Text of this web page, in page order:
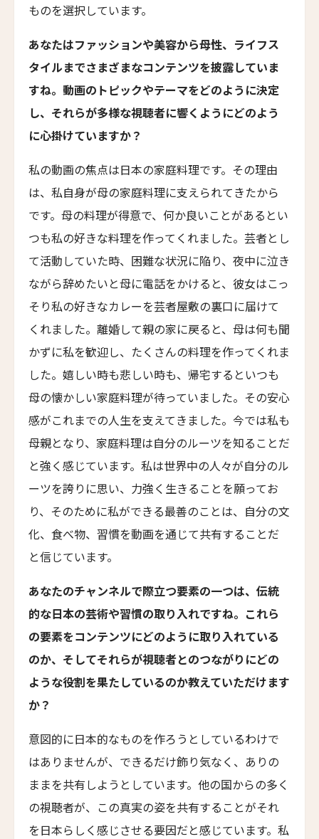
Vallie Hotel
カムデン・ハーバー・イン
Camden Harbour Inn
ザ・スターヴランド・ロシアンリバー・バレー
The Stavrand Russian River Valley
オナーリゾート・ユンシュ・ダリ
Honor Resort Yun Shu Dali
ハンジョウ・ムーショウ・シーシー・ホテル
Hangzhou Muh Shoou Xixi Hotel
ユイテュン・マンション
YiuTeung Mansion
ポッケイ・ホテル・シャオシン
POKKEI Hotel Shaoxing
リーウ・ハウス
Leeu House
Le Quartier Français
The Feathers Hotel
川奈ホテルゴルフコース
Kawana Hotel & Golf Course
ジーヴァ・ホア・ルー・リトリート
Jiva Hoa Lu Retreat
タル・ヴィラズ・レヴィータ
ロンティン・ヴィンヤード・ホテル
ロン・リトリート&スパ
バーレ・リゾート・ゴア
ベルタム・ウェルネス スパ＆ヴィラズ
Bertam Wellness Spa and Villas
ファイブ スプリング リゾート ザ・白浜
Five Spring Resort The Shirahama
ヨンチ・ホテル・シアン
ものを選択しています。
あなたはファッションや美容から母性、ライフス
タイルまでさまざまなコンテンツを披露していま
すね。動画のトピックやテーマをどのように決定
し、それらが多様な視聴者に響くようにどのよう
に心掛けていますか？
私の動画の焦点は日本の家庭料理です。その理由
は、私自身が母の家庭料理に支えられてきたから
です。母の料理が得意で、何か良いことがあるとい
つも私の好きな料理を作ってくれました。芸者とし
て活動していた時、困難な状況に陥り、夜中に泣き
ながら辞めたいと母に電話をかけると、彼女はこっ
そり私の好きなカレーを芸者屋敷の裏口に届けて
くれました。離婚して親の家に戻ると、母は何も聞
かずに私を歓迎し、たくさんの料理を作ってくれま
した。嬉しい時も悲しい時も、帰宅するといつも
母の懐かしい家庭料理が待っていました。その安心
感がこれまでの人生を支えてきました。今では私も
母親となり、家庭料理は自分のルーツを知ることだ
と強く感じています。私は世界中の人々が自分のル
ーツを誇りに思い、力強く生きることを願ってお
り、そのために私ができる最善のことは、自分の文
化、食べ物、習慣を動画を通じて共有することだ
と信じています。
あなたのチャンネルで際立つ要素の一つは、伝統
的な日本の芸術や習慣の取り入れですね。これら
の要素をコンテンツにどのように取り入れている
のか、そしてそれらが視聴者とのつながりにどの
ような役割を果たしているのか教えていただけます
か？
意図的に日本的なものを作ろうとしているわけで
はありませんが、できるだけ飾り気なく、ありの
ままを共有しようとしています。他の国からの多く
の視聴者が、この真実の姿を共有することがそれ
を日本らしく感じさせる要因だと感じています。私
名前（ローマ字）*
First Last
名前 （漢字）
Eメール*
送信
閉じる